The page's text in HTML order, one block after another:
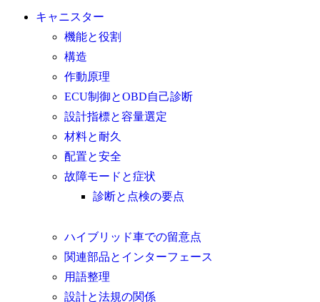
キャニスター
機能と役割
構造
作動原理
ECU制御とOBD自己診断
設計指標と容量選定
材料と耐久
配置と安全
故障モードと症状
診断と点検の要点
ハイブリッド車での留意点
関連部品とインターフェース
用語整理
設計と法規の関係